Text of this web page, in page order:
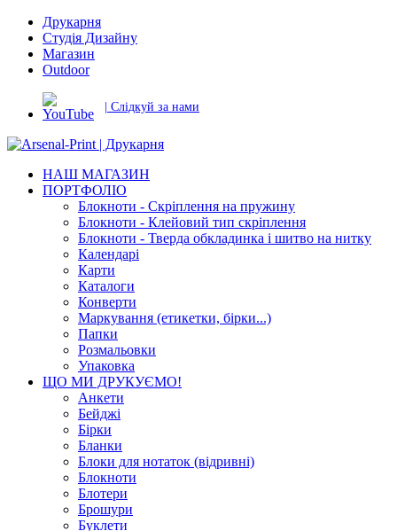
Друкарня
Студія Дизайну
Магазин
Outdoor
| Слідкуй за нами
НАШ МАГАЗИН
ПОРТФОЛІО
Блокноти - Скріплення на пружину
Блокноти - Клейовий тип скріплення
Блокноти - Тверда обкладинка і шитво на нитку
Календарі
Карти
Каталоги
Конверти
Маркування (етикетки, бірки...)
Папки
Розмальовки
Упаковка
ЩО МИ ДРУКУЄМО!
Анкети
Бейджі
Бірки
Бланки
Блоки для нотаток (відривні)
Блокноти
Блотери
Брошури
Буклети